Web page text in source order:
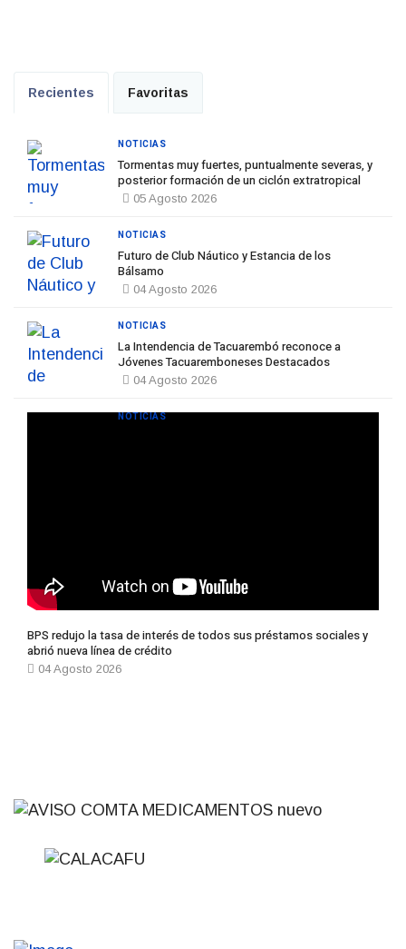
Recientes Favoritas
Tormentas muy fuertes, puntualmente severas, y
posterior formación de un ciclón extratropical
05 Agosto 2026
NOTICIAS
Futuro de Club Náutico y Estancia de los
Bálsamo
04 Agosto 2026
NOTICIAS
La Intendencia de Tacuarembó reconoce a
Jóvenes Tacuaremboneses Destacados
04 Agosto 2026
NOTICIAS
BPS redujo la tasa de interés de todos sus préstamos sociales y
abrió nueva línea de crédito
04 Agosto 2026
NOTICIAS